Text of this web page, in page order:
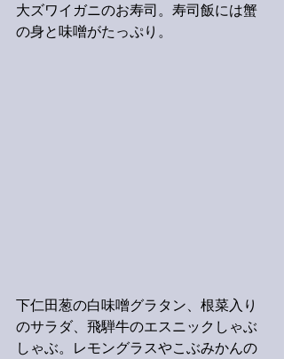
大ズワイガニのお寿司。寿司飯には蟹
の身と味噌がたっぷり。
下仁田葱の白味噌グラタン、根菜入り
のサラダ、飛騨牛のエスニックしゃぶ
しゃぶ。レモングラスやこぶみかんの